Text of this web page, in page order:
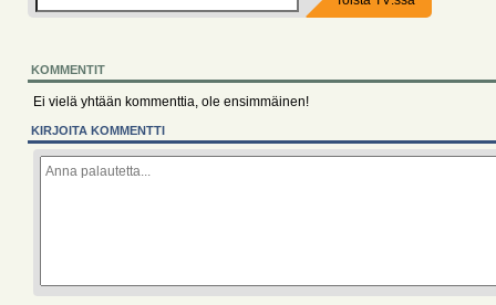
KOMMENTIT
Ei vielä yhtään kommenttia, ole ensimmäinen!
KIRJOITA KOMMENTTI